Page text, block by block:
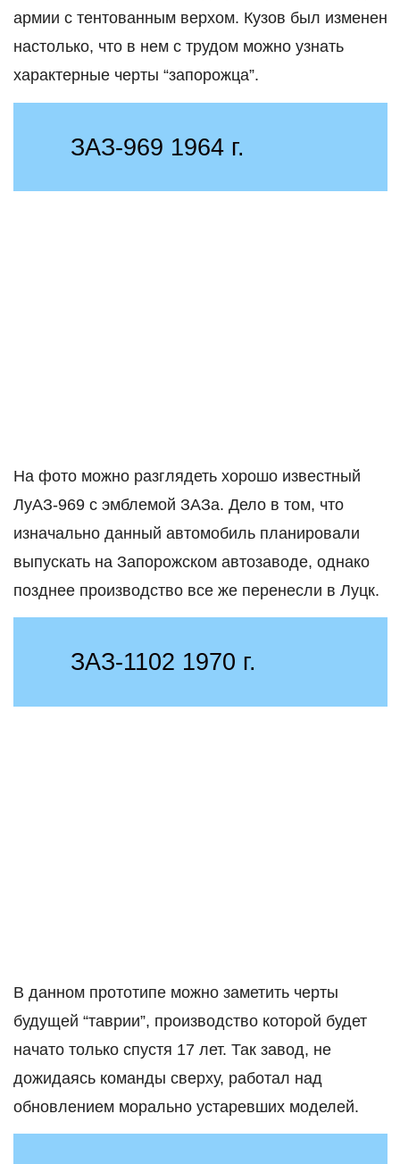
армии с тентованным верхом. Кузов был изменен
настолько, что в нем с трудом можно узнать
характерные черты “запорожца”.
ЗАЗ-969 1964 г.
На фото можно разглядеть хорошо известный
ЛуАЗ-969 с эмблемой ЗАЗа. Дело в том, что
изначально данный автомобиль планировали
выпускать на Запорожском автозаводе, однако
позднее производство все же перенесли в Луцк.
ЗАЗ-1102 1970 г.
В данном прототипе можно заметить черты
будущей “таврии”, производство которой будет
начато только спустя 17 лет. Так завод, не
дожидаясь команды сверху, работал над
обновлением морально устаревших моделей.